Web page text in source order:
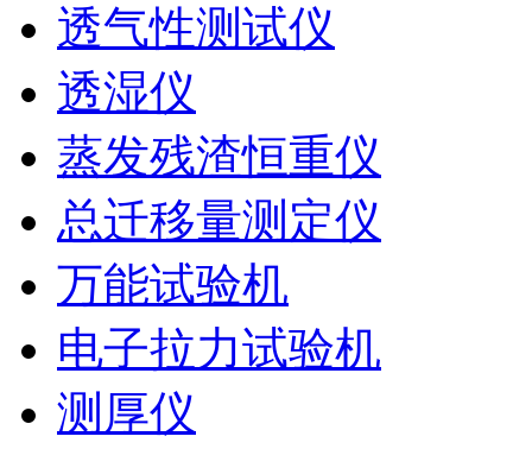
透气性测试仪
透湿仪
蒸发残渣恒重仪
总迁移量测定仪
万能试验机
电子拉力试验机
测厚仪